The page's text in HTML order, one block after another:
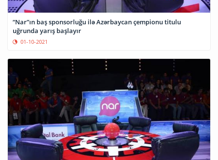
“Nar”ın baş sponsorluğu ilə Azərbaycan çempionu titulu
uğrunda yarış başlayır
01-10-2021